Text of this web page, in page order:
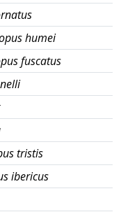
humei
fuscatus
tristis
ibericus